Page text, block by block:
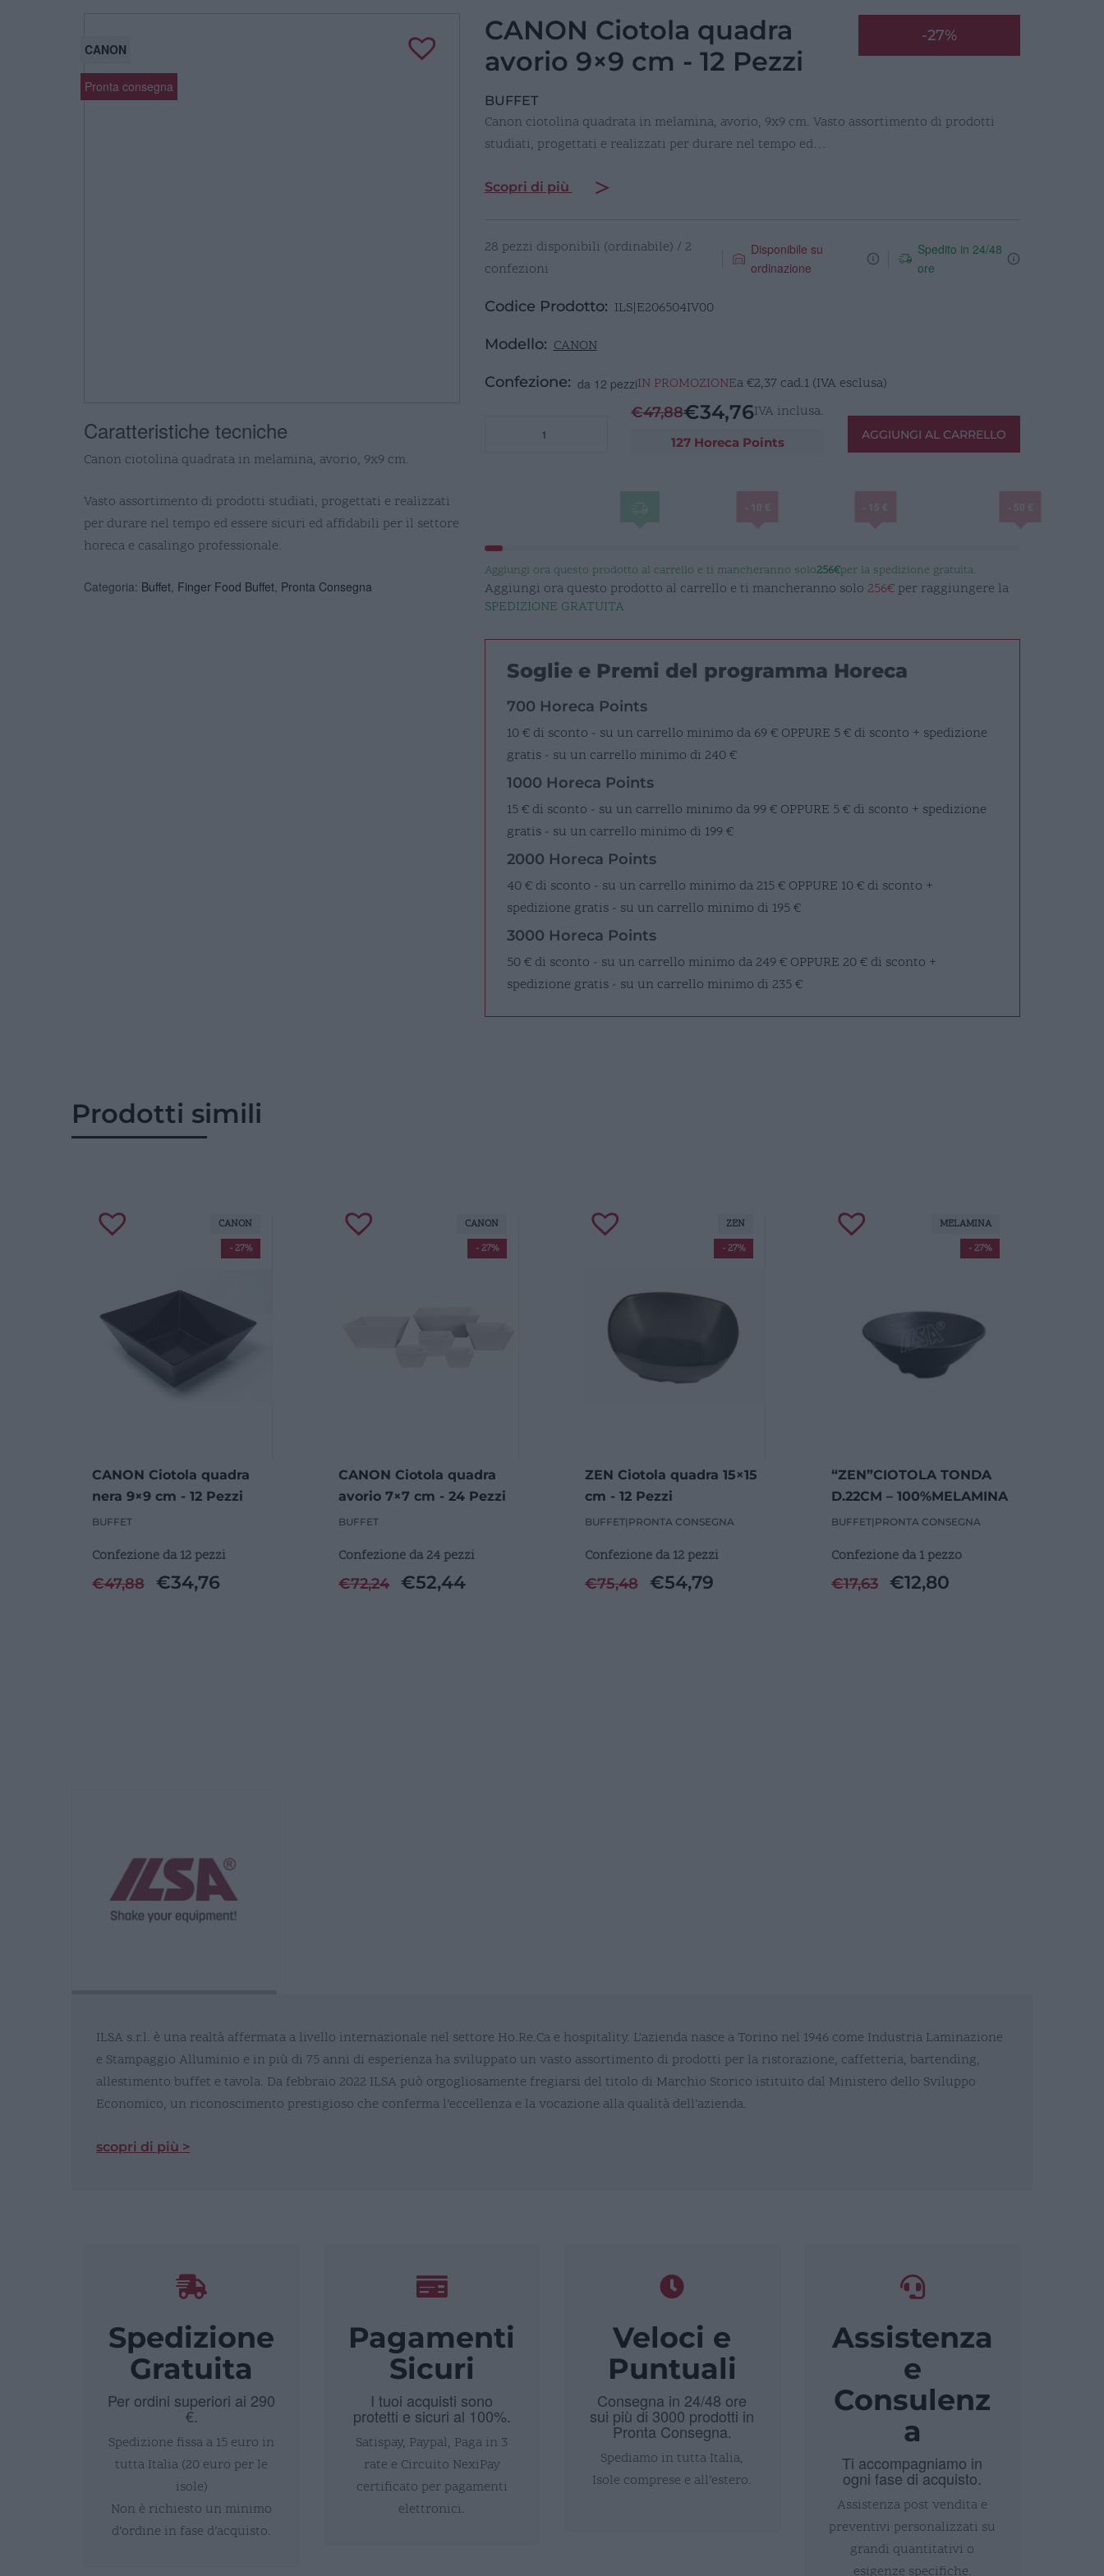
Pronta consegna
CANON
Caratteristiche tecniche
Canon ciotolina quadrata in melamina, avorio, 9x9 cm.
Vasto assortimento di prodotti studiati, progettati e realizzati
per durare nel tempo ed essere sicuri ed affidabili per il settore
horeca e casalingo professionale.
Categoria: Buffet, Finger Food Buffet, Pronta Consegna
CANON Ciotola quadra
avorio 9×9 cm - 12 Pezzi
-27%
BUFFET
Canon ciotolina quadrata in melamina, avorio, 9x9 cm. Vasto assortimento di prodotti
studiati, progettati e realizzati per durare nel tempo ed…
Scopri di più
28 pezzi disponibili (ordinabile) / 2
confezioni
Disponibile su
ordinazione
Spedito in 24/48
ore
Codice Prodotto: ILS|E206504IV00
Modello: CANON
Confezione: da 12 pezziIN PROMOZIONEa€2,37 cad.1 (IVA esclusa)
€47,88€34,76IVA inclusa.
127 Horeca Points
AGGIUNGI AL CARRELLO
Aggiungi ora questo prodotto al carrello e ti mancheranno solo256€per la spedizione gratuita.
Aggiungi ora questo prodotto al carrello e ti mancheranno solo 256€per raggiungere la
SPEDIZIONE GRATUITA
Soglie e Premi del programma Horeca
700 Horeca Points
10 € di sconto - su un carrello minimo da 69 € OPPURE 5 € di sconto + spedizione
gratis - su un carrello minimo di 240 €
1000 Horeca Points
15 € di sconto - su un carrello minimo da 99 € OPPURE 5 € di sconto + spedizione
gratis - su un carrello minimo di 199 €
2000 Horeca Points
40 € di sconto - su un carrello minimo da 215 € OPPURE 10 € di sconto +
spedizione gratis - su un carrello minimo di 195 €
3000 Horeca Points
50 € di sconto - su un carrello minimo da 249 € OPPURE 20 € di sconto +
spedizione gratis - su un carrello minimo di 235 €
Prodotti simili
CANON Ciotola quadra
nera 9×9 cm - 12 Pezzi
BUFFET
Confezione da 12 pezzi
€47,88 €34,76
- 27%
CANON
CANON Ciotola quadra
avorio 7×7 cm - 24 Pezzi
BUFFET
Confezione da 24 pezzi
€72,24 €52,44
- 27%
CANON
ZEN Ciotola quadra 15×15
cm - 12 Pezzi
BUFFET| PRONTA CONSEGNA
Confezione da 12 pezzi
€75,48 €54,79
- 27%
ZEN
“ZEN”CIOTOLA TONDA
D.22CM – 100%MELAMINA
BUFFET| PRONTA CONSEGNA
Confezione da 1 pezzo
€17,63 €12,80
- 27%
MELAMINA
ILSA s.r.l. è una realtà affermata a livello internazionale nel settore Ho.Re.Ca e hospitality. L'azienda nasce a Torino nel 1946 come Industria Laminazione
e Stampaggio Alluminio e in più di 75 anni di esperienza ha sviluppato un vasto assortimento di prodotti per la ristorazione, caffetteria, bartending,
allestimento buffet e tavola. Da febbraio 2022 ILSA può orgogliosamente fregiarsi del titolo di Marchio Storico istituito dal Ministero dello Sviluppo
Economico, un riconoscimento prestigioso che conferma l’eccellenza e la vocazione alla qualità dell’azienda.
scopri di più >
Spedizione
Gratuita
Per ordini superiori ai 290
€.
Spedizione fissa a 15 euro in
tutta Italia (20 euro per le
isole)
Non è richiesto un minimo
d’ordine in fase d’acquisto.
Pagamenti
Sicuri
I tuoi acquisti sono
protetti e sicuri al 100%.
Satispay, Paypal, Paga in 3
rate e Circuito NexiPay
certificato per pagamenti
elettronici.
Veloci e
Puntuali
Consegna in 24/48 ore
sui più di 3000 prodotti in
Pronta Consegna.
Spediamo in tutta Italia,
Isole comprese e all’estero.
Assistenza
e
Consulenz
a
Ti accompagniamo in
ogni fase di acquisto.
Assistenza post vendita e
preventivi personalizzati su
grandi quantitativi o
esigenze specifiche.